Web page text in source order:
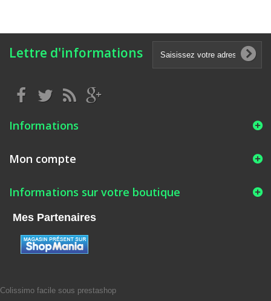
Lettre d'informations
Informations
Mon compte
Informations sur votre boutique
Mes Partenaires
Colissimo facile sous prestashop